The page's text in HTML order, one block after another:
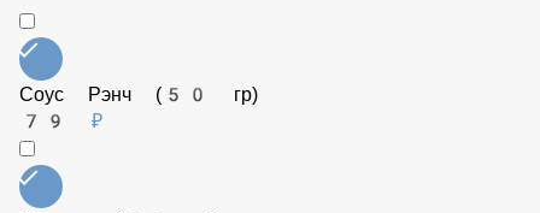
Фета (50 гр)
129 ₽
Пепперони (50 гр)